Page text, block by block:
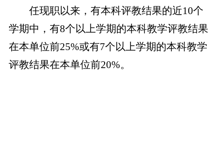
任现职以来，有本科评教结果的近10个
学期中，有8个以上学期的本科教学评教结果
在本单位前25%或有7个以上学期的本科教学
评教结果在本单位前20%。